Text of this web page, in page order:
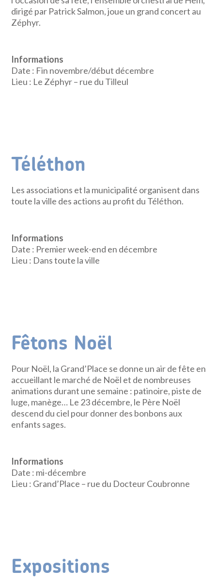
dirigé par Patrick Salmon, joue un grand concert au
Zéphyr.
Informations
Date : Fin novembre/début décembre
Lieu : Le Zéphyr – rue du Tilleul
Téléthon
Les associations et la municipalité organisent dans
toute la ville des actions au profit du Téléthon.
Informations
Date : Premier week-end en décembre
Lieu : Dans toute la ville
Fêtons Noël
Pour Noël, la Grand’Place se donne un air de fête en
accueillant le marché de Noël et de nombreuses
animations durant une semaine : patinoire, piste de
luge, manège… Le 23 décembre, le Père Noël
descend du ciel pour donner des bonbons aux
enfants sages.
Informations
Date : mi-décembre
Lieu : Grand’Place – rue du Docteur Coubronne
Expositions